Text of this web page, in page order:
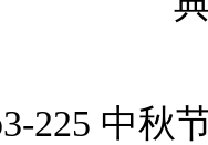
225 中秋